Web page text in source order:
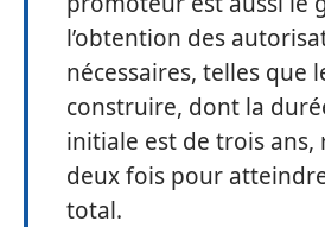
l’obtention des
nécessaires, telles que
construire, dont la
initiale est de trois ans,
deux fois pour
total.